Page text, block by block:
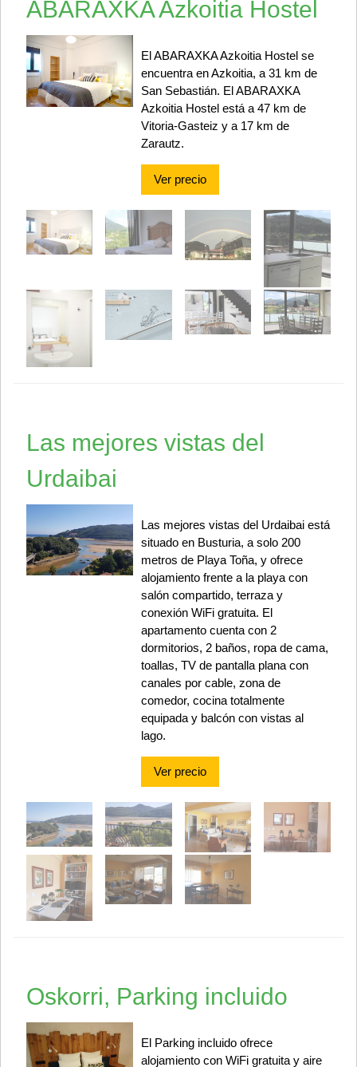
ABARAXKA Azkoitia Hostel
El ABARAXKA Azkoitia Hostel se
encuentra en Azkoitia, a 31 km de
San Sebastián. El ABARAXKA
Azkoitia Hostel está a 47 km de
Vitoria-Gasteiz y a 17 km de
Zarautz.
Ver precio
Las mejores vistas del
Urdaibai
Las mejores vistas del Urdaibai está
situado en Busturia, a solo 200
metros de Playa Toña, y ofrece
alojamiento frente a la playa con
salón compartido, terraza y
conexión WiFi gratuita. El
apartamento cuenta con 2
dormitorios, 2 baños, ropa de cama,
toallas, TV de pantalla plana con
canales por cable, zona de
comedor, cocina totalmente
equipada y balcón con vistas al
lago.
Ver precio
Oskorri, Parking incluido
El Parking incluido ofrece
alojamiento con WiFi gratuita y aire